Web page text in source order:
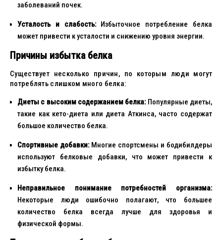
заболеваний почек.
Усталость и слабость:Избыточное потребление белка
может привести к усталости и снижению уровня энергии.
Причины избытка белка
Существует несколько причин, по которым люди могут
потреблять слишком много белка:
Диеты с высоким содержанием белка:Популярные диеты,
такие как кето-диета или диета Аткинса, часто содержат
большое количество белка.
Спортивные добавки:Многие спортсмены и бодибилдеры
используют белковые добавки, что может привести к
избытку белка.
Неправильное понимание потребностей организма:
Некоторые люди ошибочно полагают, что большее
количество белка всегда лучше для здоровья и
физической формы.